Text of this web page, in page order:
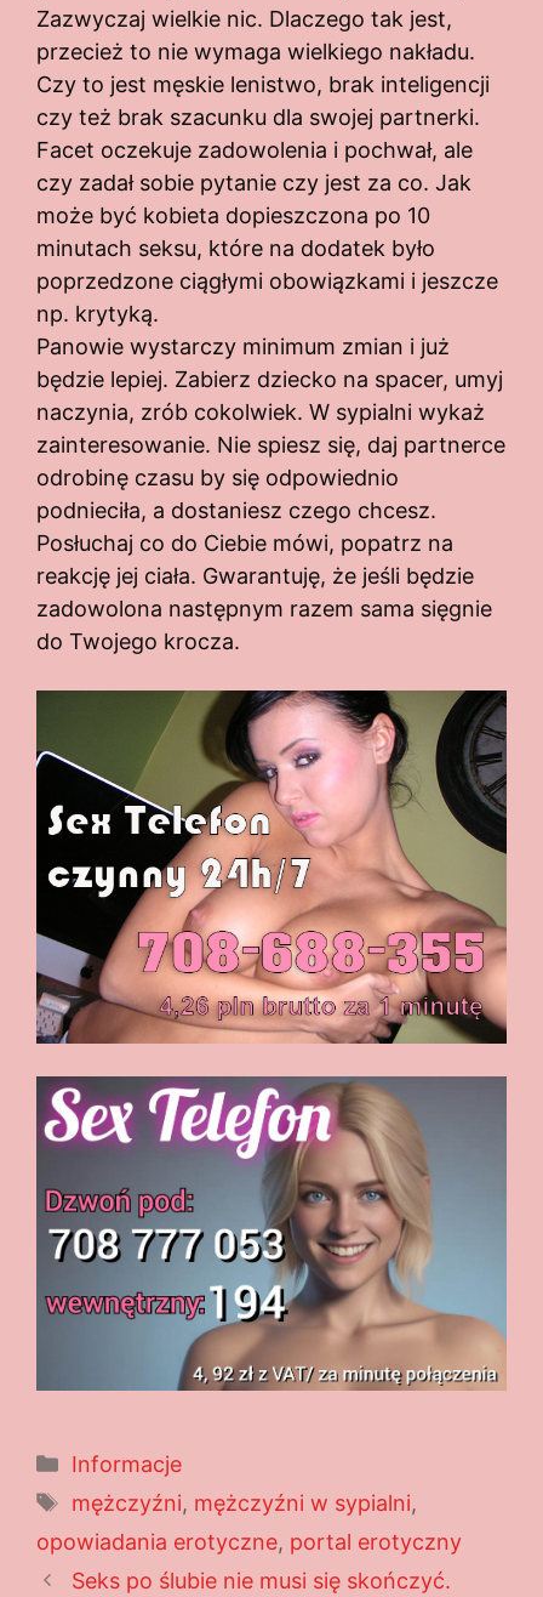
Zazwyczaj wielkie nic. Dlaczego tak jest,
przecież to nie wymaga wielkiego nakładu.
Czy to jest męskie lenistwo, brak inteligencji
czy też brak szacunku dla swojej partnerki.
Facet oczekuje zadowolenia i pochwał, ale
czy zadał sobie pytanie czy jest za co. Jak
może być kobieta dopieszczona po 10
minutach seksu, które na dodatek było
poprzedzone ciągłymi obowiązkami i jeszcze
np. krytyką.
Panowie wystarczy minimum zmian i już
będzie lepiej. Zabierz dziecko na spacer, umyj
naczynia, zrób cokolwiek. W sypialni wykaż
zainteresowanie. Nie spiesz się, daj partnerce
odrobinę czasu by się odpowiednio
podnieciła, a dostaniesz czego chcesz.
Posłuchaj co do Ciebie mówi, popatrz na
reakcję jej ciała. Gwarantuję, że jeśli będzie
zadowolona następnym razem sama sięgnie
do Twojego krocza.
Kategorie
Informacje
Tagi
mężczyźni, mężczyźni w sypialni,
opowiadania erotyczne, portal erotyczny
Seks po ślubie nie musi się skończyć.